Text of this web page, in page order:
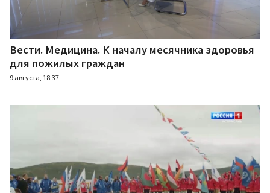
Вести. Медицина. К началу месячника здоровья
для пожилых граждан
9 августа, 18:37